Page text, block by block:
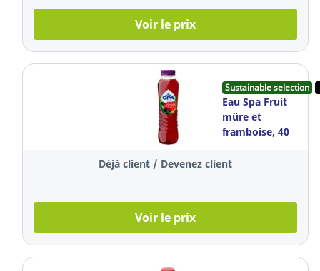
Voir le prix
Sustainable selection
Eau Spa Fruit
mûre et
framboise, 40
6 bouteilles
Déjà client / Devenez client
Voir le prix